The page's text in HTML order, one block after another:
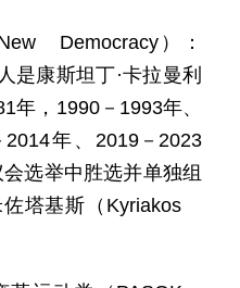
Democracy）：
是康斯坦丁·卡拉曼利
年，1990－1993年、
年、2019－2023
选举中胜选并单独组
佐塔基斯（Kyriakos